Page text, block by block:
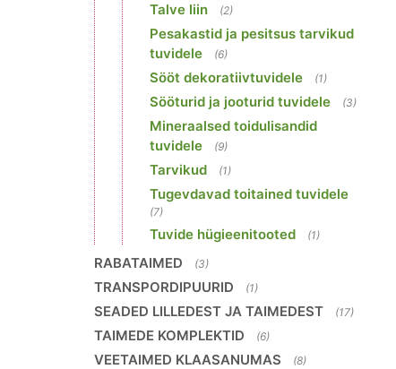
Talve liin (2)
Pesakastid ja pesitsus tarvikud
tuvidele
(6)
Sööt dekoratiivtuvidele (1)
Sööturid ja jooturid tuvidele (3)
Mineraalsed toidulisandid
tuvidele
(9)
Tarvikud (1)
Tugevdavad toitained tuvidele
(7)
Tuvide hügieenitooted (1)
RABATAIMED (3)
TRANSPORDIPUURID (1)
SEADED LILLEDEST JA TAIMEDEST (17)
TAIMEDE KOMPLEKTID (6)
VEETAIMED KLAASANUMAS (8)